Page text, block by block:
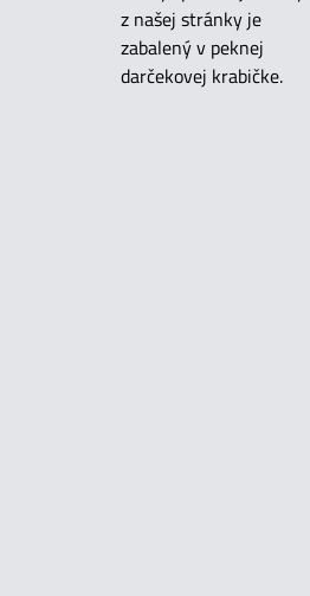
z našej stránky je
zabalený v peknej
darčekovej krabičke.